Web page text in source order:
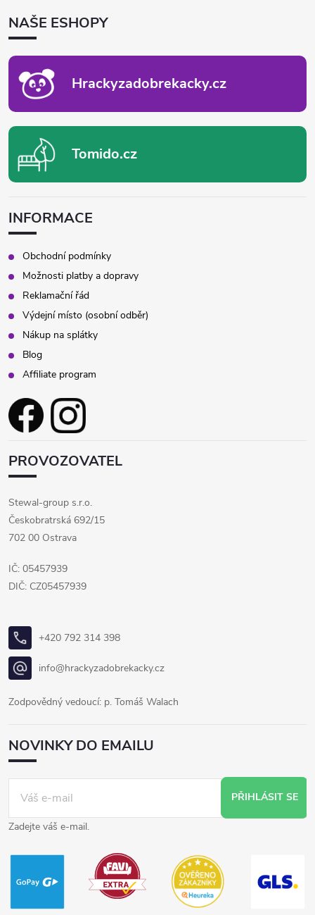
ANAŠE ESHOPY
Hrackyzadobrekacky.cz
Tomido.cz
INFORMACE
Obchodní podmínky
Možnosti platby a dopravy
Reklamační řád
Výdejní místo (osobní odběr)
Nákup na splátky
Blog
Affiliate program
PROVOZOVATEL
Stewal-group s.r.o.
Českobratrská 692/15
702 00 Ostrava
IČ: 05457939
DIČ: CZ05457939
+420 792 314 398
info@hrackyzadobrekacky.cz
Zodpovědný vedoucí: p. Tomáš Walach
NOVINKY DO EMAILU
PŘIHLÁSIT SE
Zadejte váš e-mail.